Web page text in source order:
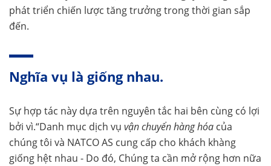
phát triển chiến lược tăng trưởng trong thời gian sắp
đến.
Nghĩa vụ là giống nhau.
Sự hợp tác này dựa trên nguyên tắc hai bên cùng có lợi
bởi vì.“Danh mục dịch vụ vận chuyển hàng hóa của
chúng tôi và NATCO AS cung cấp cho khách khàng
giống hệt nhau - Do đó, Chúng ta cần mở rộng hơn nữa